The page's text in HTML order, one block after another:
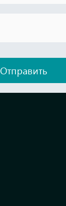
Отправить